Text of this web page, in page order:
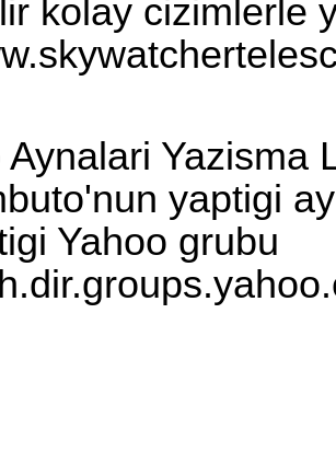
kolay cizimlerle
Yazisma
yaptigi
Yahoo grubu